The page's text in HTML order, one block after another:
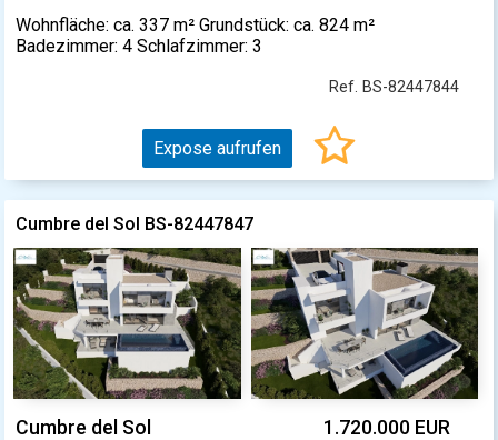
Wohnfläche: ca. 337 m² Grundstück: ca. 824 m²
Badezimmer: 4 Schlafzimmer: 3
Ref. BS-82447844
Expose aufrufen
Cumbre del Sol BS-82447847
Cumbre del Sol 1.720.000 EUR